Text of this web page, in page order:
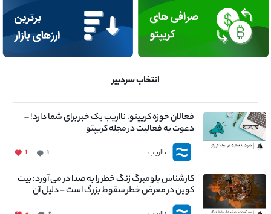
انتخاب سردبیر
فعالان حوزه کریپتو، نااریب یک خبر برای شما دارد! –
دعوت به فعالیت در مجله کریپتو
نااریب ۱ ۱
کارشناس بلومبرگ زنگ خطر را به صدا در می آورد: بیت
کوین در معرض خطر سقوط بزرگ است - دلیل آن
چیست؟